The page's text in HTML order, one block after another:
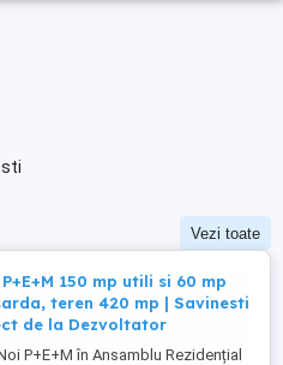
Vezi toate
P+E+M 150 mp utili si 60 mp
teren 420 mp | Savinesti
de la Dezvoltator
P+E+M în Ansamblu Rezidențial